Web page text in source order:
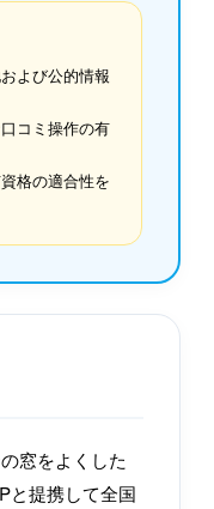
よび公的情報
コミ操作の有
格の適合性を
窓をよくした
と提携して全国